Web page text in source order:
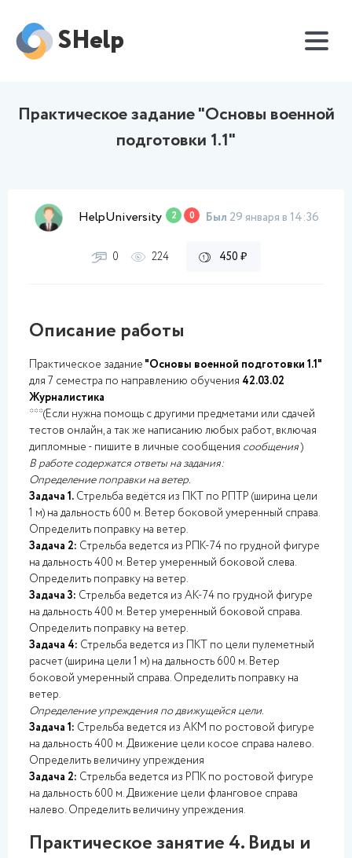
SHelp
Практическое задание "Основы военной
подготовки 1.1"
HelpUniversity 2 0 Был 29 января в 14:36
0 224 450 ₽
Описание работы
Практическое задание "Основы военной подготовки 1.1"
для 7 семестра по направлению обучения 42.03.02
Журналистика
***(Если нужна помощь с другими предметами или сдачей
тестов онлайн, а так же написанию любых работ, включая
дипломные - пишите в личные сообщения сообщения)
В работе содержатся ответы на задания:
Определение поправки на ветер.
Задача 1. Стрельба ведётся из ПКТ по РПТР (ширина цели
1 м) на дальность 600 м. Ветер боковой умеренный справа.
Определить поправку на ветер.
Задача 2: Стрельба ведется из РПК-74 по грудной фигуре
на дальность 400 м. Ветер умеренный боковой слева.
Определить поправку на ветер.
Задача 3: Стрельба ведется из АК-74 по грудной фигуре
на дальность 400 м. Ветер умеренный боковой справа.
Определить поправку на ветер.
Задача 4: Стрельба ведется из ПКТ по цели пулеметный
расчет (ширина цели 1 м) на дальность 600 м. Ветер
боковой умеренный справа. Определить поправку на
ветер.
Определение упреждения по движущейся цели.
Задача 1: Стрельба ведется из АКМ по ростовой фигуре
на дальность 400 м. Движение цели косое справа налево.
Определить величину упреждения
Задача 2: Стрельба ведется из РПК по ростовой фигуре
на дальность 600 м. Движение цели фланговое справа
налево. Определить величину упреждения.
Практическое занятие 4. Виды и